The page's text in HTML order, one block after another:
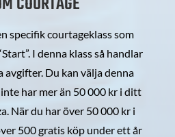
specifik courtageklass som
I denna klass så handlar
avgifter. Du kan välja denna
har mer än 50 000 kr i ditt
När du har över 50 000 kr i
500 gratis köp under ett år